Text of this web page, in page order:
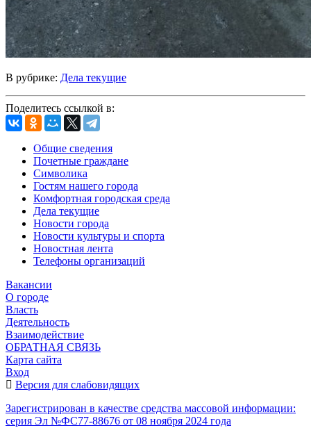
В рубрике: Дела текущие
Поделитесь ссылкой в:
Общие сведения
Почетные граждане
Символика
Гостям нашего города
Комфортная городская среда
Дела текущие
Новости города
Новости культуры и спорта
Новостная лента
Телефоны организаций
Вакансии
О городе
Власть
Деятельность
Взаимодействие
ОБРАТНАЯ СВЯЗЬ
Карта сайта
Вход
Версия для слабовидящих
Зарегистрирован в качестве средства массовой информации:
серия Эл №ФС77-88676 от 08 ноября 2024 года